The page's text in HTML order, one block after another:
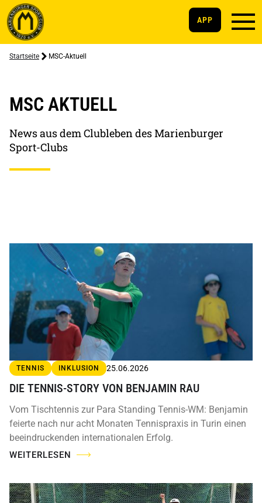
APP
Startseite MSC-Aktuell
MSC AKTUELL
News aus dem Clubleben des Marienburger
Sport-Clubs
TENNIS INKLUSION 25.06.2026
DIE TENNIS-STORY VON BENJAMIN RAU
Vom Tischtennis zur Para Standing Tennis-WM: Benjamin
feierte nach nur acht Monaten Tennispraxis in Turin einen
beeindruckenden internationalen Erfolg.
WEITERLESEN